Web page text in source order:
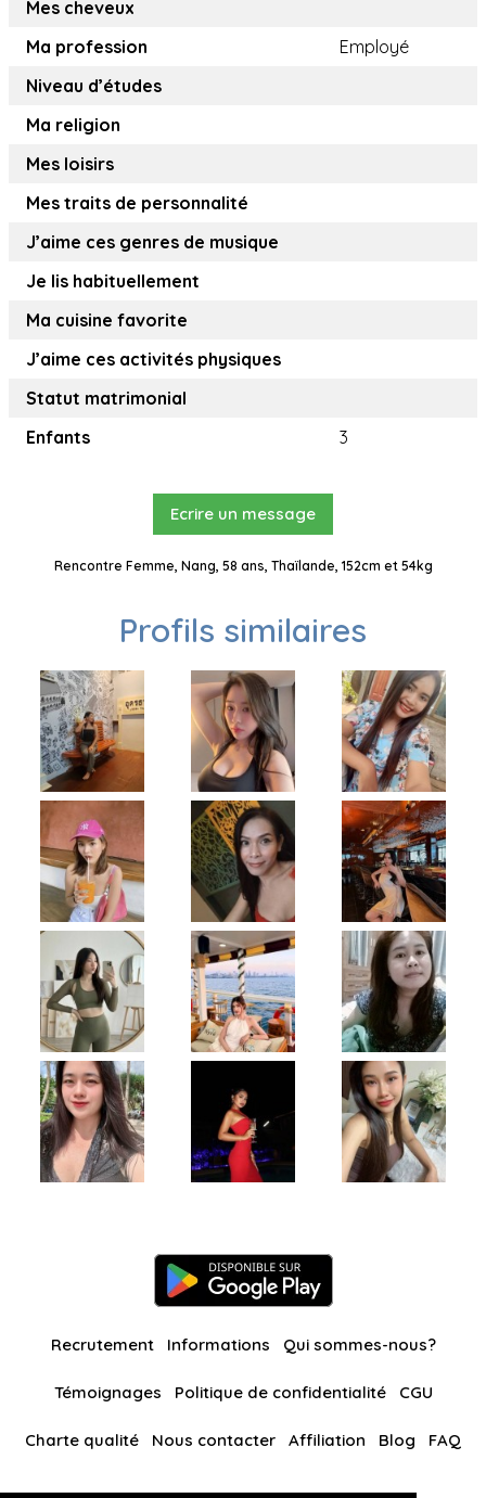
Mes cheveux
Ma profession
Employé
Niveau d’études
Ma religion
Mes loisirs
Mes traits de personnalité
J’aime ces genres de musique
Je lis habituellement
Ma cuisine favorite
J’aime ces activités physiques
Statut matrimonial
Enfants
3
Ecrire un message
Rencontre Femme, Nang, 58 ans, Thaïlande, 152cm et 54kg
Profils similaires
Recrutement Informations Qui sommes-nous?
Témoignages Politique de confidentialité CGU
Charte qualité Nous contacter Affiliation Blog FAQ